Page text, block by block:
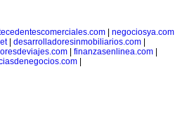
negociosya.com
| desarrolladoresinmobiliarios.com
| finanzasenlinea.com|